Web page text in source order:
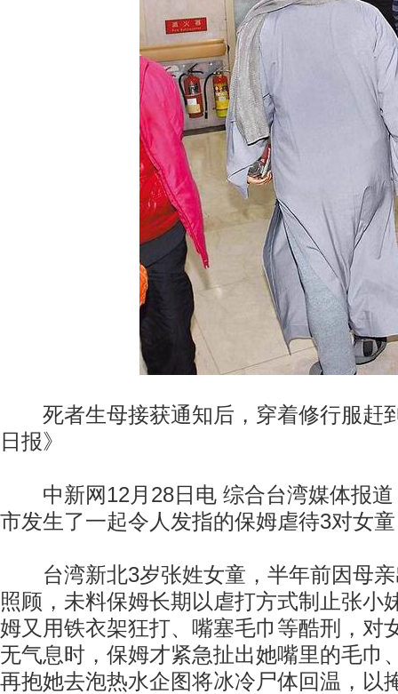
死者生母接获通知后，穿着修行服赶
日报》
中新网12月28日电 综合台湾媒体报道
市发生了一起令人发指的保姆虐待3对女
台湾新北3岁张姓女童，半年前因母亲
照顾，未料保姆长期以虐打方式制止张小
姆又用铁衣架狂打、嘴塞毛巾等酷刑，对
无气息时，保姆才紧急扯出她嘴里的毛巾
再抱她去泡热水企图将冰冷尸体回温，以